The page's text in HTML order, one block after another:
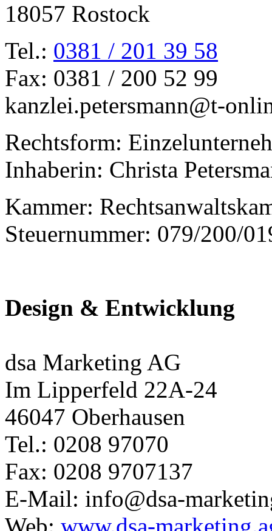
18057 Rostock
Tel.: 0381 / 201 39 58
Fax: 0381 / 200 52 99
kanzlei.petersmann@t-
Rechtsform:
Inhaberin: Christa
Kammer:
Steuernummer: 079/200/
Design & Entwicklung
dsa Marketing AG
Im Lipperfeld 22A-24
46047 Oberhausen
Tel.: 0208 97070
Fax: 0208 9707137
E-Mail: info@dsa-